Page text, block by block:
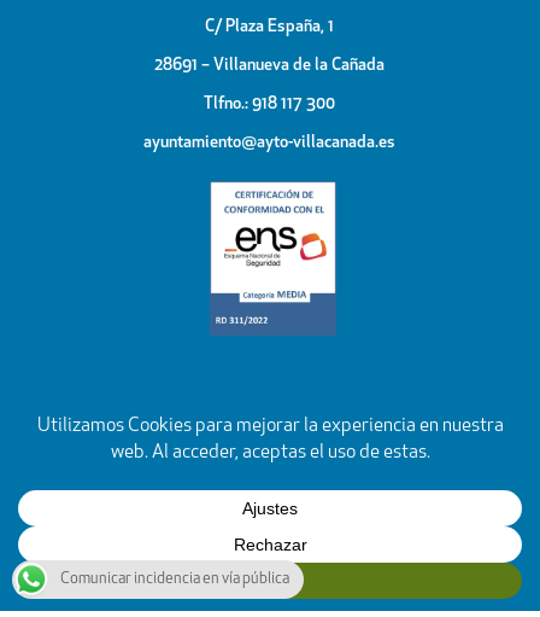
C/ Plaza España, 1
28691 – Villanueva de la Cañada
Tlfno.: 918 117 300
ayuntamiento@ayto-villacanada.es
Comunicar incidencia en vía pública